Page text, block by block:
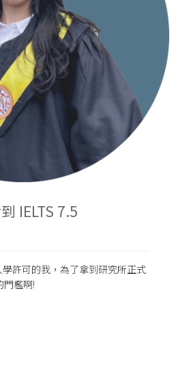
IELTS 7.5
許可的我，為了拿到研究所正式
門檻啊!